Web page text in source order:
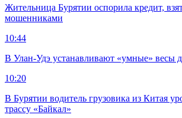
Жительница Бурятии оспорила кредит,
мошенниками
10:44
В Улан-Удэ устанавливают «умные» весы
10:20
В Бурятии водитель грузовика из Китая
трассу «Байкал»